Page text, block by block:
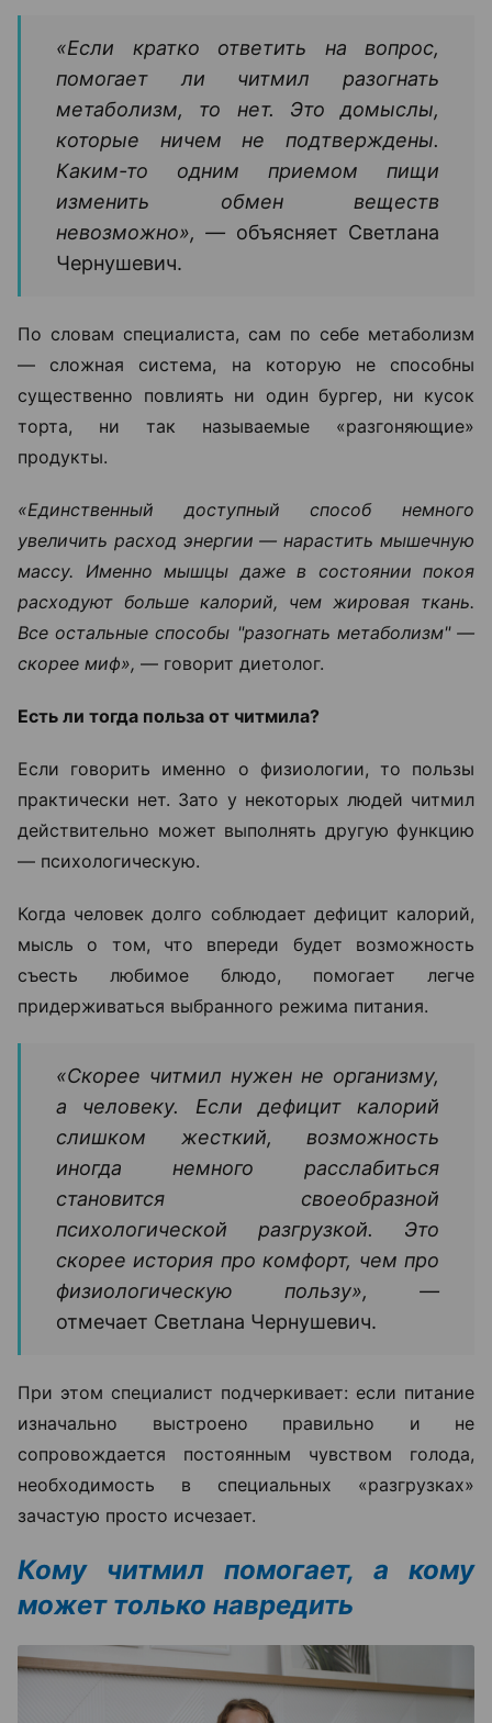
«Если кратко ответить на вопрос,
помогает ли читмил разогнать
метаболизм, то нет. Это домыслы,
которые ничем не подтверждены.
Каким-то одним приемом пищи
изменить обмен веществ
невозможно», — объясняет Светлана
Чернушевич.
По словам специалиста, сам по себе метаболизм
— сложная система, на которую не способны
существенно повлиять ни один бургер, ни кусок
торта, ни так называемые «разгоняющие»
продукты.
«Единственный доступный способ немного
увеличить расход энергии — нарастить мышечную
массу. Именно мышцы даже в состоянии покоя
расходуют больше калорий, чем жировая ткань.
Все остальные способы "разогнать метаболизм" —
скорее миф», — говорит диетолог.
Есть ли тогда польза от читмила?
Если говорить именно о физиологии, то пользы
практически нет. Зато у некоторых людей читмил
действительно может выполнять другую функцию
— психологическую.
Когда человек долго соблюдает дефицит калорий,
мысль о том, что впереди будет возможность
съесть любимое блюдо, помогает легче
придерживаться выбранного режима питания.
«Скорее читмил нужен не организму,
а человеку. Если дефицит калорий
слишком жесткий, возможность
иногда немного расслабиться
становится своеобразной
психологической разгрузкой. Это
скорее история про комфорт, чем про
физиологическую пользу», —
отмечает Светлана Чернушевич.
При этом специалист подчеркивает: если питание
изначально выстроено правильно и не
сопровождается постоянным чувством голода,
необходимость в специальных «разгрузках»
зачастую просто исчезает.
Кому читмил помогает, а кому
может только навредить